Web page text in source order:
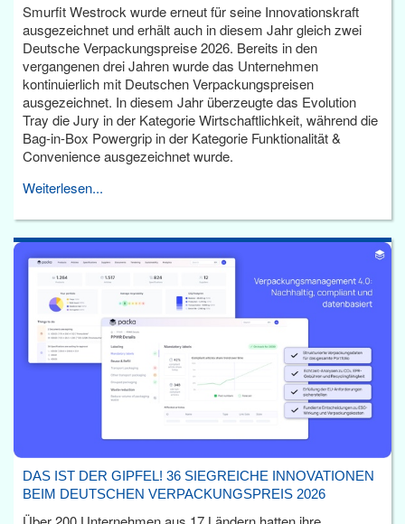
Smurfit Westrock wurde erneut für seine Innovationskraft
ausgezeichnet und erhält auch in diesem Jahr gleich zwei
Deutsche Verpackungspreise 2026. Bereits in den
vergangenen drei Jahren wurde das Unternehmen
kontinuierlich mit Deutschen Verpackungspreisen
ausgezeichnet. In diesem Jahr überzeugte das Evolution
Tray die Jury in der Kategorie Wirtschaftlichkeit, während die
Bag-in-Box Powergrip in der Kategorie Funktionalität &
Convenience ausgezeichnet wurde.
Weiterlesen...
DAS IST DER GIPFEL! 36 SIEGREICHE INNOVATIONEN
BEIM DEUTSCHEN VERPACKUNGSPREIS 2026